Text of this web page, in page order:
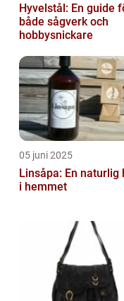
Hyvelstål: En guide
både sågverk och
hobbysnickare
05 juni 2025
Linsåpa: En naturlig
i hemmet